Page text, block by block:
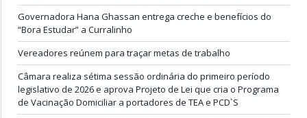
Governadora Hana Ghassan entrega creche e benefícios do
“Bora Estudar” a Curralinho
Vereadores reúnem para traçar metas de trabalho
Câmara realiza sétima sessão ordinária do primeiro período
legislativo de 2026 e aprova Projeto de Lei que cria o Programa
de Vacinação Domiciliar a portadores de TEA e PCD`S